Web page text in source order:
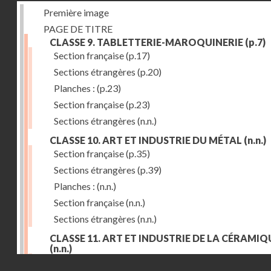
Première image
PAGE DE TITRE
CLASSE 9. TABLETTERIE-MAROQUINERIE (p.7)
Section française(p.17)
Sections étrangères (p.20)
Planches : (p.23)
Section française(p.23)
Sections étrangères (n.n.)
CLASSE 10. ART ET INDUSTRIE DU MÉTAL (n.n.)
Section française(p.35)
Sections étrangères (p.39)
Planches : (n.n.)
Section française(n.n.)
Sections étrangères (n.n.)
CLASSE 11. ART ET INDUSTRIE DE LA
(n.n.)